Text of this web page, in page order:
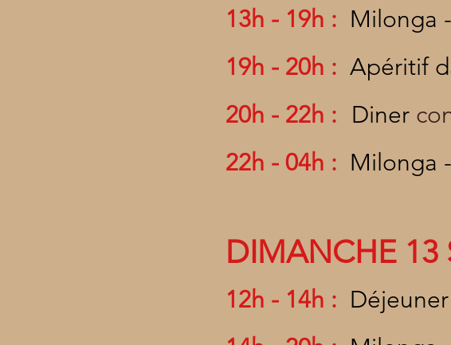
13h - 19h : Milonga
19h - 20h : Apéritif
20h - 22h : Diner
22h - 04h : Milonga
DIMANCHE 13
12h - 14h : Déjeuner